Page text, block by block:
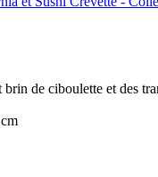
de ciboulette et des